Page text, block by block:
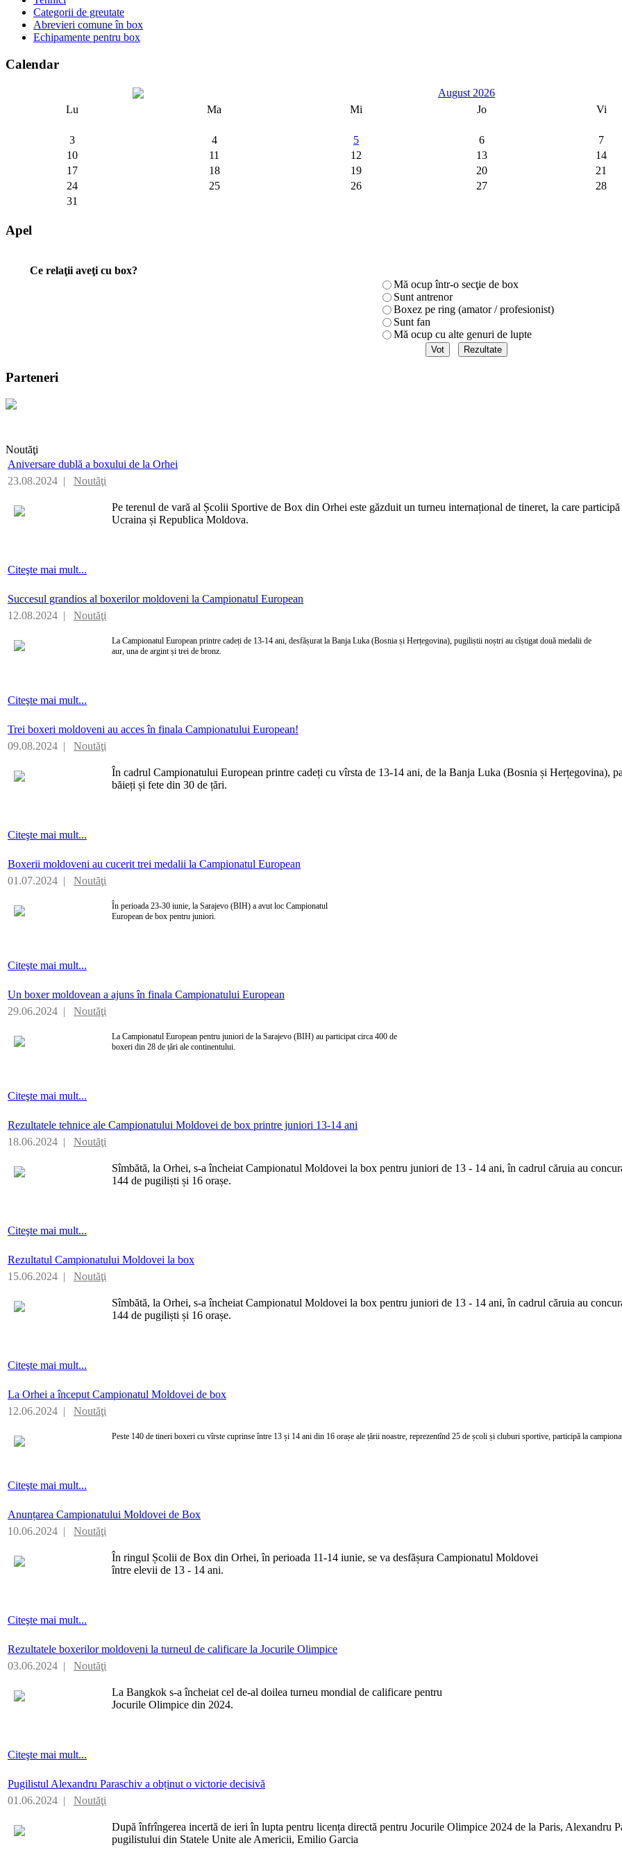
Categorii de greutate
Abrevieri comune în box
Echipamente pentru box
Calendar
August 2026
Lu
Ma Mi Jo Vi
3 4 5 6
7
10
11 12 13
14
17
18 19 20
21
24
25 26 27
28
31
Apel
Ce relaţii aveţi cu box?
Mă ocup într-o secţie de box
Sunt antrenor
Boxez pe ring (amator / profesionist)
Sunt fan
Mă ocup cu alte genuri de lupte
Parteneri
Noutăţi
Aniversare dublă a boxului de la Orhei
23.08.2024 | Noutăţi
Pe terenul de vară al Școlii Sportive de Box din Orhei este găzduit un turneu internațional de tineret, la care
Ucraina și Republica Moldova.
Citeşte mai mult...
Succesul grandios al boxerilor moldoveni la Campionatul European
12.08.2024 | Noutăţi
La Campionatul European printre cadeți de 13-14 ani, desfășurat la Banja Luka (Bosnia și Herțegovina), pugiliștii noștri au cîștigat două medalii de
aur, una de argint și trei de bronz.
Citeşte mai mult...
Trei boxeri moldoveni au acces în finala Campionatului European!
09.08.2024 | Noutăţi
În cadrul Campionatului European printre cadeți cu vîrsta de 13-14 ani, de la Banja Luka (Bosnia și Herțegovina),
băieți și fete din 30 de țări.
Citeşte mai mult...
Boxerii moldoveni au cucerit trei medalii la Campionatul European
01.07.2024 | Noutăţi
În perioada 23-30 iunie, la Sarajevo (BIH) a avut loc Campionatul
European de box pentru juniori.
Citeşte mai mult...
Un boxer moldovean a ajuns în finala Campionatului European
29.06.2024 | Noutăţi
La Campionatul European pentru juniori de la Sarajevo (BIH) au participat circa 400 de
boxeri din 28 de țări ale continentului.
Citeşte mai mult...
Rezultatele tehnice ale Campionatului Moldovei de box printre juniori 13-14 ani
18.06.2024 | Noutăţi
Sîmbătă, la Orhei, s-a încheiat Campionatul Moldovei la box pentru juniori de 13 - 14 ani, în cadrul căruia au
144 de pugiliști și 16 orașe.
Citeşte mai mult...
Rezultatul Campionatului Moldovei la box
15.06.2024 | Noutăţi
Sîmbătă, la Orhei, s-a încheiat Campionatul Moldovei la box pentru juniori de 13 - 14 ani, în cadrul căruia au
144 de pugiliști și 16 orașe.
Citeşte mai mult...
La Orhei a început Campionatul Moldovei de box
12.06.2024 | Noutăţi
Peste 140 de tineri boxeri cu vîrste cuprinse între 13 și 14 ani din 16 orașe ale țării noastre, reprezentînd 25 de școli și cluburi sportive, participă la
Citeşte mai mult...
Anunțarea Campionatului Moldovei de Box
10.06.2024 | Noutăţi
În ringul Școlii de Box din Orhei, în perioada 11-14 iunie, se va desfășura Campionatul Moldovei
între elevii de 13 - 14 ani.
Citeşte mai mult...
Rezultatele boxerilor moldoveni la turneul de calificare la Jocurile Olimpice
03.06.2024 | Noutăţi
La Bangkok s-a încheiat cel de-al doilea turneu mondial de calificare pentru
Jocurile Olimpice din 2024.
Citeşte mai mult...
Pugilistul Alexandru Paraschiv a obținut o victorie decisivă
01.06.2024 | Noutăţi
După înfrîngerea incertă de ieri în lupta pentru licența directă pentru Jocurile Olimpice 2024 de la Paris, Alexandru
pugilistului din Statele Unite ale Americii, Emilio Garcia